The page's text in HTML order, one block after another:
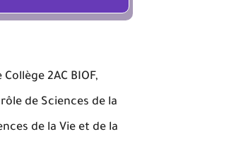
2AC BIOF,
de Sciences de la
de la Vie et de la